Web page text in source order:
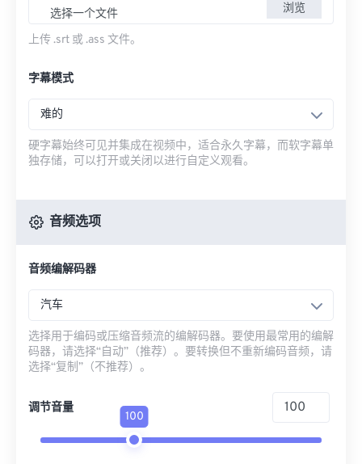
选择一个文件 浏览
上传 .srt 或 .ass 文件。
字幕模式
难的
硬字幕始终可见并集成在视频中，适合永久字幕，而软字幕单
独存储，可以打开或关闭以进行自定义观看。
音频选项
音频编解码器
汽车
选择用于编码或压缩音频流的编解码器。要使用最常用的编解
码器，请选择“自动”（推荐）。要转换但不重新编码音频，请
选择“复制”（不推荐）。
调节音量
100